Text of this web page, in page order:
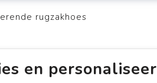
rugzakhoes
en personaliseer